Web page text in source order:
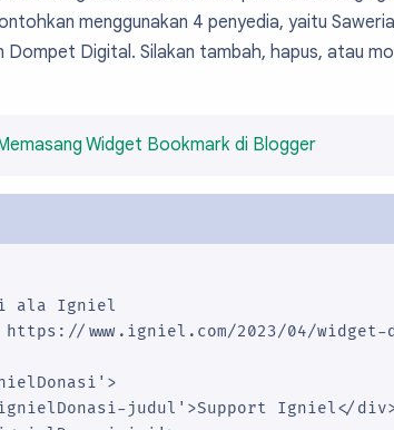
{
1rem;
{
a {
var(--background);
7px;
color);
1.25rem;
menggunakan 4 penyedia, yaitu
Dompet Digital. Silakan tambah, hapus, atau
Widget Bookmark di Blogger
ala Igniel
www.igniel.com/2023/04/widget-
judul'>Support Igniel</